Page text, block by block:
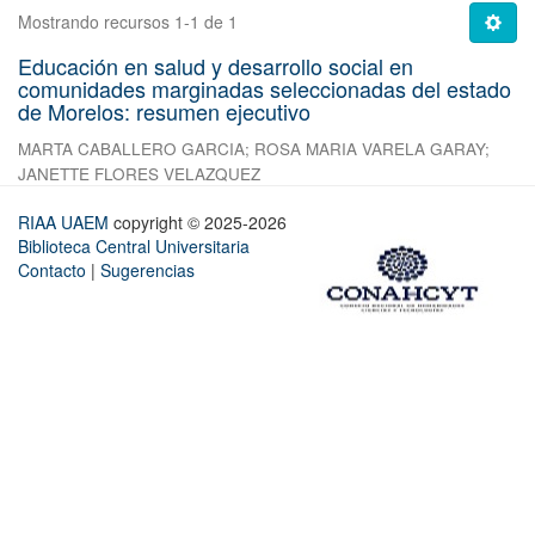
Mostrando recursos 1-1 de 1
Educación en salud y desarrollo social en
comunidades marginadas seleccionadas del estado
de Morelos: resumen ejecutivo
MARTA CABALLERO GARCIA; ROSA MARIA VARELA GARAY;
JANETTE FLORES VELAZQUEZ
RIAA UAEM copyright © 2025-2026
Biblioteca Central Universitaria
Contacto | Sugerencias